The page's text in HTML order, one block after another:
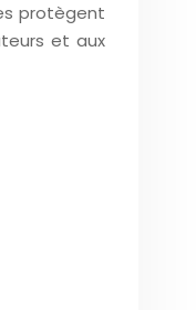
protègent
et aux